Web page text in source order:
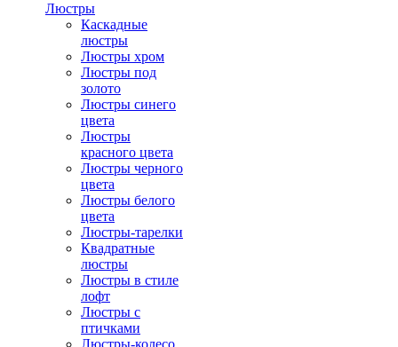
Люстры
Каскадные
люстры
Люстры хром
Люстры под
золото
Люстры синего
цвета
Люстры
красного цвета
Люстры черного
цвета
Люстры белого
цвета
Люстры-тарелки
Квадратные
люстры
Люстры в стиле
лофт
Люстры с
птичками
Люстры-колесо